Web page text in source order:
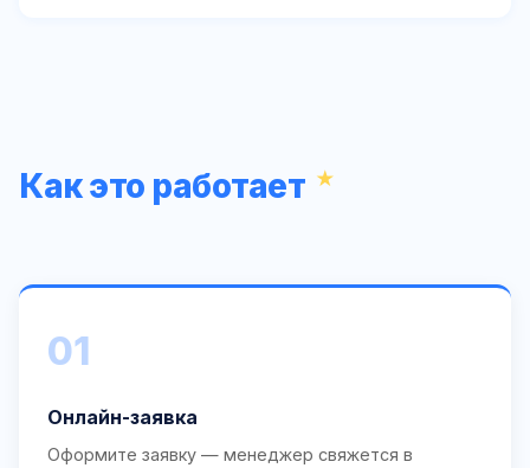
Как это работает
01
Онлайн-заявка
Оформите заявку — менеджер свяжется в